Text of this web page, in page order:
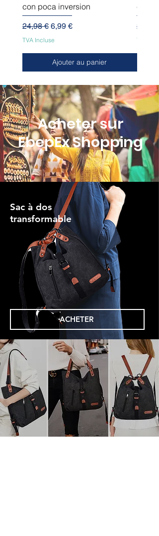
con poca inversion
Prix original
24,98 € Prix promotionnel
6,99 €
TVA Incluse
Ajouter au panier
Prix
24,98 €
TVA
Acheter sur
EbepEx Shopping
Sac à dos
transformable
ACHETER